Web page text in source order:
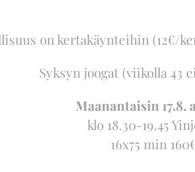
on kertakäynteihin (12€/
Syksyn joogat (viikolla 43
Maanantaisin 17.8.
klo 18.30-19.45
16x75 min